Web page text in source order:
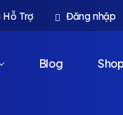
Hỗ Trợ Đăng nhập
Blog Shop